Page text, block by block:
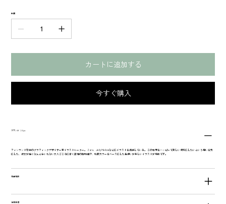
数量
カートに追加する
今すぐ購入
ブランド：Olya
フィンランド在中のグラフィックデザイナー兼イラストレーター。 Zara、Jelly Mellowなどにイラストを提供している。 この世界をハッピーで美しい場所にしたいという思いを元
にした、彼女が描くなんともいえない大人ごころに響く表情の動物達や、北欧カラーをベースにした色使いが楽しいイラストが特徴です。
商品情報
注意事項